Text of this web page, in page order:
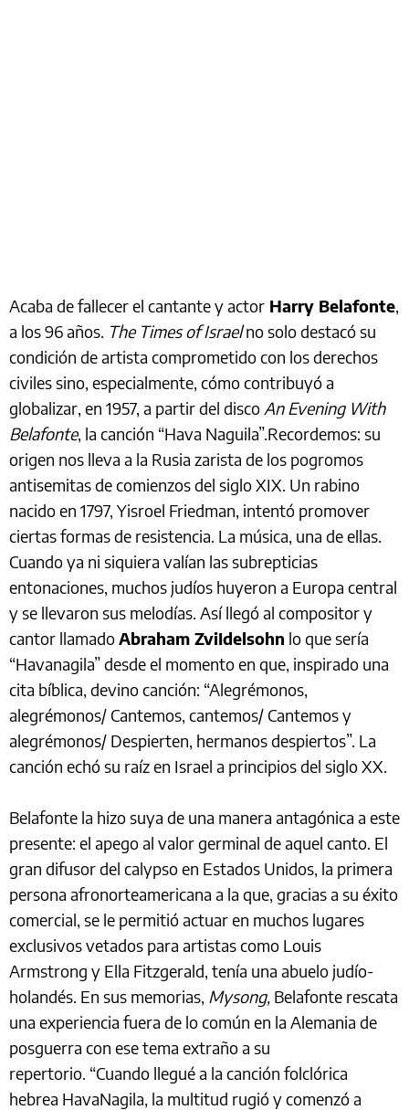
Acaba de fallecer el cantante y actor Harry Belafonte,
a los 96 años. The Times of Israelno solo destacó su
condición de artista comprometido con los derechos
civiles sino, especialmente, cómo contribuyó a
globalizar, en 1957, a partir del disco An Evening With
Belafonte, la canción “Hava Naguila”.Recordemos: su
origen nos lleva a la Rusia zarista de los pogromos
antisemitas de comienzos del siglo XIX. Un rabino
nacido en 1797, Yisroel Friedman, intentó promover
ciertas formas de resistencia. La música, una de ellas.
Cuando ya ni siquiera valían las subrepticias
entonaciones, muchos judíos huyeron a Europa central
y se llevaron sus melodías. Así llegó al compositor y
cantor llamadoAbraham ZviIdelsohn lo que sería
“Havanagila” desde el momento en que, inspirado una
cita bíblica, devino canción: “Alegrémonos,
alegrémonos/ Cantemos, cantemos/ Cantemos y
alegrémonos/ Despierten, hermanos despiertos”. La
canción echó su raíz en Israel a principios del siglo XX.
Belafonte la hizo suya de una manera antagónica a este
presente: el apego al valor germinal de aquel canto. El
gran difusor del calypso en Estados Unidos, la primera
persona afronorteamericana a la que, gracias a su éxito
comercial, se le permitió actuar en muchos lugares
exclusivos vetados para artistas como Louis
Armstrong y Ella Fitzgerald, tenía una abuelo judío-
holandés. En sus memorias, Mysong, Belafonte rescata
una experiencia fuera de lo común en la Alemania de
posguerra con ese tema extraño a su
repertorio. “Cuando llegué a la canción folclórica
hebrea HavaNagila, la multitud rugió y comenzó a